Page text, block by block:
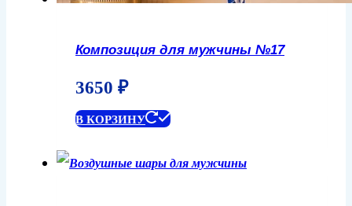
Композиция для мужчины №17
3650 ₽
В КОРЗИНУ